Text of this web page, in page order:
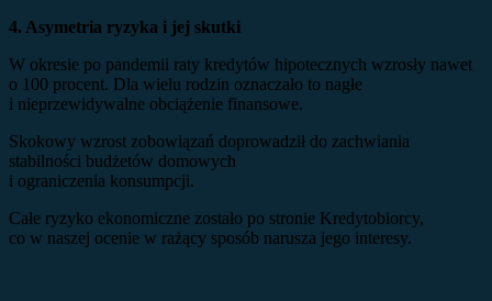
4. Asymetria ryzyka i jej skutki
W okresie po pandemii raty kredytów hipotecznych wzrosły nawet
o 100 procent. Dla wielu rodzin oznaczało to nagłe
i nieprzewidywalne obciążenie finansowe.
Skokowy wzrost zobowiązań doprowadził do zachwiania
stabilności budżetów domowych
i ograniczenia konsumpcji.
Całe ryzyko ekonomiczne zostało po stronie Kredytobiorcy,
co w naszej ocenie w rażący sposób narusza jego interesy.